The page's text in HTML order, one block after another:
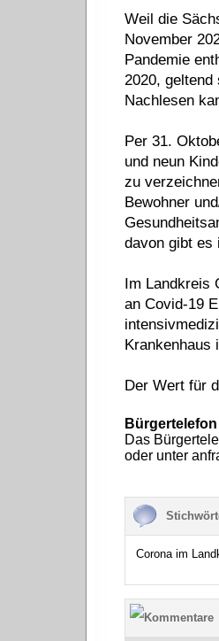
Weil die
November
Pandemie
2020, geltend
Nachlesen
Per 31.
und neun
zu
Bewohner
davon gibt es
Im Landkreis
an Covid-19
Krankenhaus
Der Wert für
Das
oder unter
Corona im